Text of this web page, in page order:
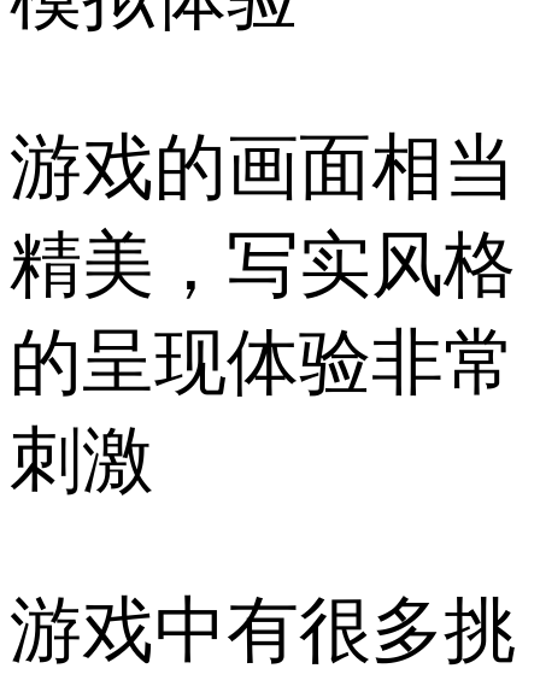
游戏的画面相当
精美，写实风格
的呈现体验非常
刺激
游戏中有很多挑